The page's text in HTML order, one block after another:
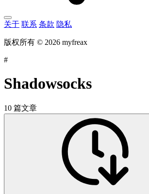
关于 联系 条款 隐私
版权所有 © 2026 myfreax
#
Shadowsocks
10 篇文章